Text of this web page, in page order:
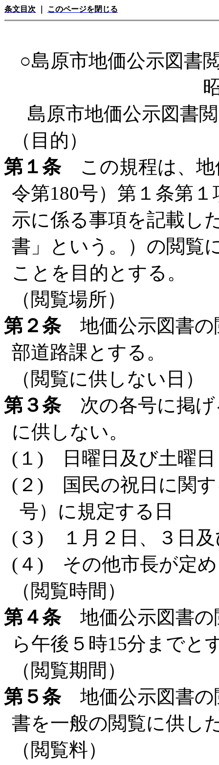
条文目次 このページを閉じる
○島原市地価公示図書
島原市地価公示図書
（目的）
第１条この規程は、地
令第180号）第１条第
示に係る事項を記載し
書」という。）の閲覧
ことを目的とする。
（閲覧場所）
第２条地価公示図書の
部道路課とする。
（閲覧に供しない日）
第３条次の各号に掲げ
に供しない。
(１) 日曜日及び土曜日
(２) 国民の祝日に関す
号）に規定する日
(３) １月２日、３日及
(４) その他市長が定
（閲覧時間）
第４条地価公示図書の
ら午後５時15分までと
（閲覧期間）
第５条地価公示図書の
書を一般の閲覧に供し
（閲覧料）